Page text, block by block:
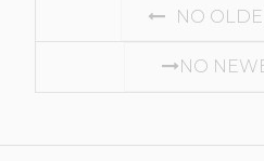
NAVIGATION
NO
NO